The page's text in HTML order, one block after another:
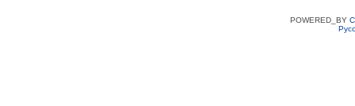
POWERED_BY